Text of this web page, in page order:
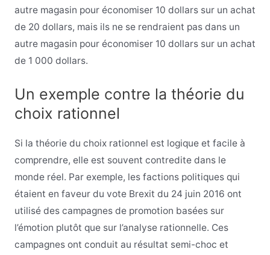
autre magasin pour économiser 10 dollars sur un achat
de 20 dollars, mais ils ne se rendraient pas dans un
autre magasin pour économiser 10 dollars sur un achat
de 1 000 dollars.
Un exemple contre la théorie du
choix rationnel
Si la théorie du choix rationnel est logique et facile à
comprendre, elle est souvent contredite dans le
monde réel. Par exemple, les factions politiques qui
étaient en faveur du vote Brexit du 24 juin 2016 ont
utilisé des campagnes de promotion basées sur
l’émotion plutôt que sur l’analyse rationnelle. Ces
campagnes ont conduit au résultat semi-choc et